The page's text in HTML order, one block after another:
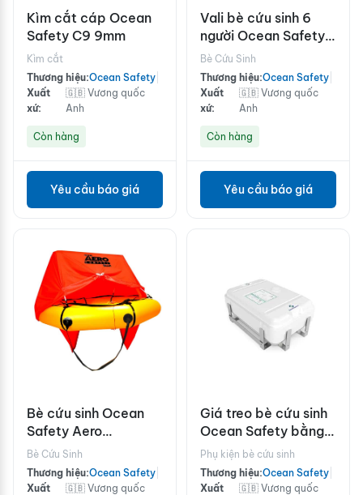
Kìm cắt cáp Ocean
Safety C9 9mm
Kìm cắt
Thương hiệu:Ocean Safety
Xuất
xứ:
🇬🇧 Vương quốc
Anh
Còn hàng
Yêu cầu báo giá
Vali bè cứu sinh 6
người Ocean Safety
6V chuẩn ISO9650
dưới 24h
Bè Cứu Sinh
Thương hiệu:Ocean Safety
Xuất
xứ:
🇬🇧 Vương quốc
Anh
Còn hàng
Yêu cầu báo giá
Bè cứu sinh Ocean
Safety Aero
compact với bộ dụng
cụ đầy đủ cho 4
người
Bè Cứu Sinh
Thương hiệu:Ocean Safety
Xuất
🇬🇧 Vương quốc
Giá treo bè cứu sinh
Ocean Safety bằng
thép không gỉ
Phụ kiện bè cứu sinh
Thương hiệu:Ocean Safety
Xuất
🇬🇧 Vương quốc